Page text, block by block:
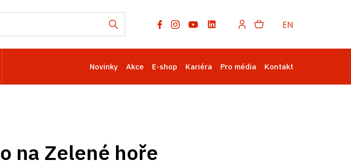
EN
Novinky Akce E-shop Kariéra Pro média Kontakt
na Zelené hoře